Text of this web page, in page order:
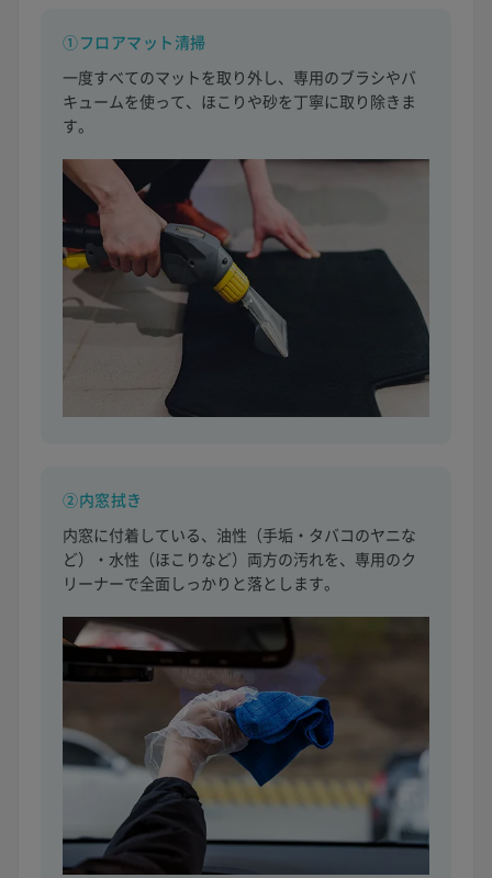
①フロアマット清掃
一度すべてのマットを取り外し、専用のブラシやバ
キュームを使って、ほこりや砂を丁寧に取り除きま
す。
②内窓拭き
内窓に付着している、油性（手垢・タバコのヤニな
ど）・水性（ほこりなど）両方の汚れを、専用のク
リーナーで全面しっかりと落とします。